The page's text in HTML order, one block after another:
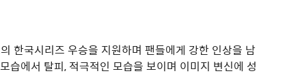
한국시리즈 우승을 지원하며 팬들에게 강한 인상을 남
습에서 탈피, 적극적인 모습을 보이며 이미지 변신에 성